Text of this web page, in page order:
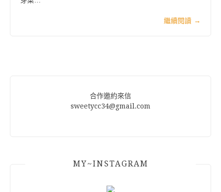
繼續閱讀 →
合作邀約來信
sweetycc34@gmail.com
MY~INSTAGRAM